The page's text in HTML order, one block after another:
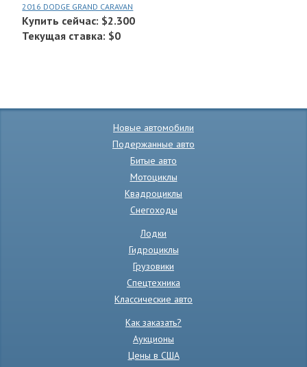
2016 DODGE GRAND CARAVAN
Купить сейчас: $2.300
Текущая ставка: $0
Новые автомобили
Подержанные авто
Битые авто
Мотоциклы
Квадроциклы
Снегоходы
Лодки
Гидроциклы
Грузовики
Спецтехника
Классические авто
Как заказать?
Аукционы
Цены в США